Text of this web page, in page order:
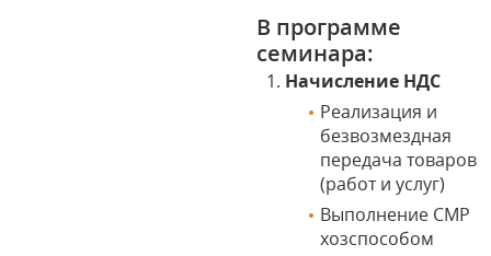
В программе
семинара:
Начисление НДС
Реализация и
безвозмездная
передача товаров
(работ и услуг)
Выполнение СМР
хозспособом